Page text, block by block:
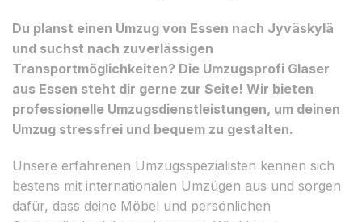
Du planst einen Umzug von Essen nach Jyväskylä
und suchst nach zuverlässigen
Transportmöglichkeiten? Die Umzugsprofi Glaser
aus Essen steht dir gerne zur Seite! Wir bieten
professionelle Umzugsdienstleistungen, um deinen
Umzug stressfrei und bequem zu gestalten.
Unsere erfahrenen Umzugsspezialisten kennen sich
bestens mit internationalen Umzügen aus und sorgen
dafür, dass deine Möbel und persönlichen